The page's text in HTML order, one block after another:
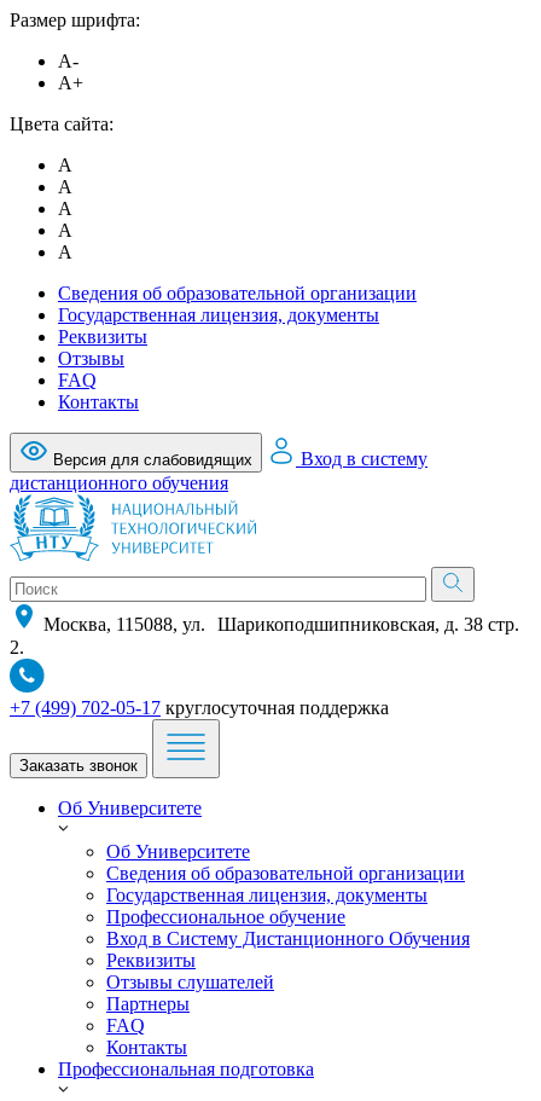
Размер шрифта:
A-
A+
Цвета сайта:
A
A
A
A
A
Сведения об образовательной организации
Государственная лицензия, документы
Реквизиты
Отзывы
FAQ
Контакты
Версия для слабовидящих
Вход в систему
дистанционного обучения
Москва, 115088, ул. Шарикоподшипниковская, д. 38 стр.
2.
+7 (499) 702-05-17 круглосуточная поддержка
Заказать звонок
Об Университете
Об Университете
Сведения об образовательной организации
Государственная лицензия, документы
Профессиональное обучение
Вход в Систему Дистанционного Обучения
Реквизиты
Отзывы слушателей
Партнеры
FAQ
Контакты
Профессиональная подготовка